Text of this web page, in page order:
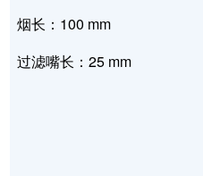
烟长：100 mm
过滤嘴长：25 mm